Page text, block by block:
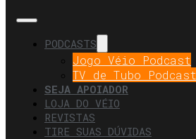
PODCASTS
Jogo Véio Podcast
TV de Tubo Podcast
SEJA APOIADOR
LOJA DO VÉIO
REVISTAS
TIRE SUAS DÚVIDAS